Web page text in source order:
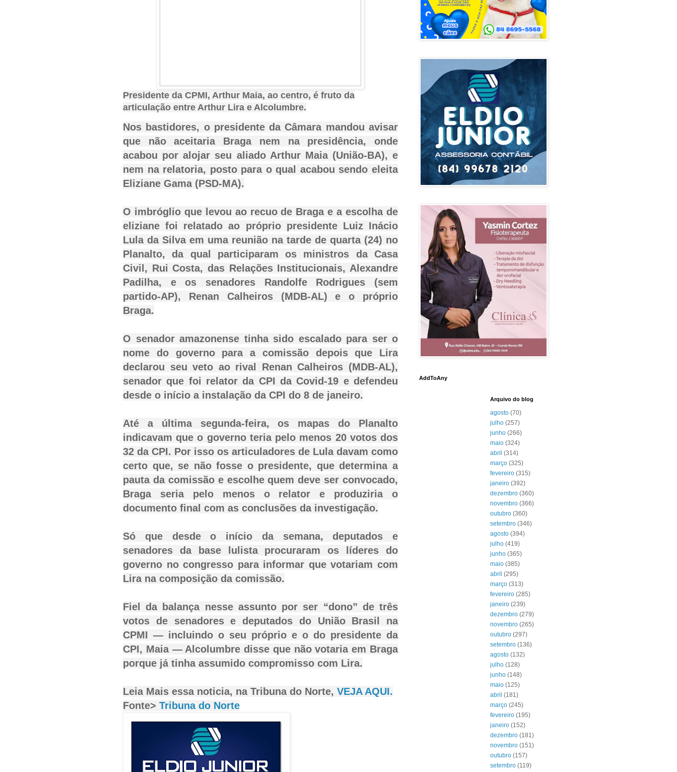
Presidente da CPMI, Arthur Maia, ao centro, é fruto da
articulação entre Arthur Lira e Alcolumbre.
Nos bastidores, o presidente da Câmara mandou avisar
que não aceitaria Braga nem na presidência, onde
acabou por alojar seu aliado Arthur Maia (União-BA), e
nem na relatoria, posto para o qual acabou sendo eleita
Eliziane Gama (PSD-MA).
O imbróglio que levou ao recuo de Braga e a escolha de
eliziane foi relatado ao próprio presidente Luiz Inácio
Lula da Silva em uma reunião na tarde de quarta (24) no
Planalto, da qual participaram os ministros da Casa
Civil, Rui Costa, das Relações Institucionais, Alexandre
Padilha, e os senadores Randolfe Rodrigues (sem
partido-AP), Renan Calheiros (MDB-AL) e o próprio
Braga.
O senador amazonense tinha sido escalado para ser o
nome do governo para a comissão depois que Lira
declarou seu veto ao rival Renan Calheiros (MDB-AL),
senador que foi relator da CPI da Covid-19 e defendeu
desde o início a instalação da CPI do 8 de janeiro.
Até a última segunda-feira, os mapas do Planalto
indicavam que o governo teria pelo menos 20 votos dos
32 da CPI. Por isso os articuladores de Lula davam como
certo que, se não fosse o presidente, que determina a
pauta da comissão e escolhe quem deve ser convocado,
Braga seria pelo menos o relator e produziria o
documento final com as conclusões da investigação.
Só que desde o início da semana, deputados e
senadores da base lulista procuraram os líderes do
governo no congresso para informar que votariam com
Lira na composição da comissão.
Fiel da balança nesse assunto por ser “dono” de três
votos de senadores e deputados do União Brasil na
CPMI — incluindo o seu próprio e o do presidente da
CPI, Maia — Alcolumbre disse que não votaria em Braga
porque já tinha assumido compromisso com Lira.
Leia Mais essa noticia, na Tribuna do Norte, VEJA AQUI.
Fonte> Tribuna do Norte
AddToAny
Arquivo do blog
agosto (70)
julho (257)
junho (266)
maio (324)
abril (314)
março (325)
fevereiro (315)
janeiro (392)
dezembro (360)
novembro (366)
outubro (360)
setembro (346)
agosto (394)
julho (419)
junho (365)
maio (385)
abril (295)
março (313)
fevereiro (285)
janeiro (239)
dezembro (279)
novembro (265)
outubro (297)
setembro (136)
agosto (132)
julho (128)
junho (148)
maio (125)
abril (181)
março (245)
fevereiro (195)
janeiro (152)
dezembro (181)
novembro (151)
outubro (157)
setembro (119)